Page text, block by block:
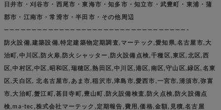
日井市・刈谷市・西尾市・東海市・知多市・知立市・武豊町・東浦・蒲
郡市・江南市・常滑市・半田市・その他周辺
—————————————————————————————————-
防火設備,建築設備,特定建築物定期調査,マーテック,愛知県,名古屋市,大
治町,中川区,防火扉,防火シャッター,防火設備点検,千種区,東区,北区,西
区,中村区,中区,昭和区,瑞穂区,熱田区,中川区,港区,南区,守山区,緑区,名東
区,天白区, 北名古屋市,あま市,稲沢市,津島市,愛西市,一宮市,清須市,弥富
市,大治町,蟹江町,甚目寺町,豊山町,防火設備検査,防火点検,防火設備点
検,ma-tec,株式会社マーテック,定期報告,費用,価格,金額,見積,名古屋